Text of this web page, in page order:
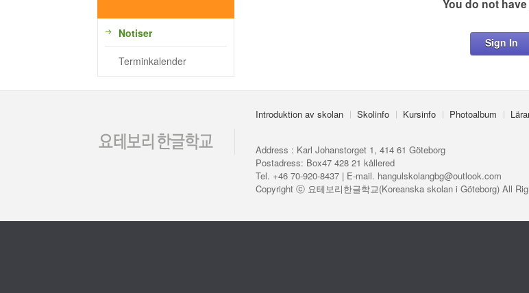
Notiser
Terminkalender
You do not
Sign In
Introduktion av skolan Skolinfo Kursinfo Photoalbum
Address : Karl Johanstorget 1, 414 61 Göteborg
Postadress: Box47 428 21 kållered
Tel. +46 70-920-8437 | E-mail. hangulskolangbg@outlook.com
Copyright ⓒ 요테보리한글학교(Koreanska skolan i Göteborg) All